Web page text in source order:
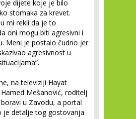
dijete koje je bilo
stomaka za krevet.
mi rekli da je to
oni mogu biti agresivni i
Meni je postalo čudno jer
agresivnost u
na televiziji Hayat
Mešanović, roditelj
u Zavodu, a portal
je detalje tog gostovanja